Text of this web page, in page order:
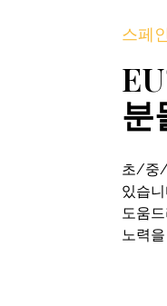
스페
분
초/중/
있습
도움
노력